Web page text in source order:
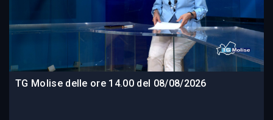
TG Molise delle ore 14.00 del 08/08/2026